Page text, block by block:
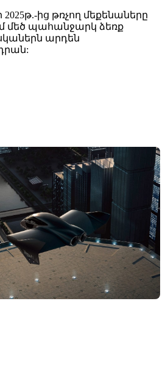
ից թռչող մեքենաները
մեծ պահանջարկ ձեռք
արդեն